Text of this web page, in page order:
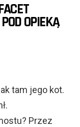
OPIEKĄ
tam jego kot.
Przez